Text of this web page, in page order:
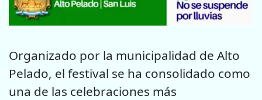
Organizado por la municipalidad de Alto
Pelado, el festival se ha consolidado como
una de las celebraciones más